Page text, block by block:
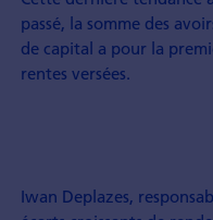
passé, la somme des
de capital a pour la
rentes versées.
Iwan Deplazes,